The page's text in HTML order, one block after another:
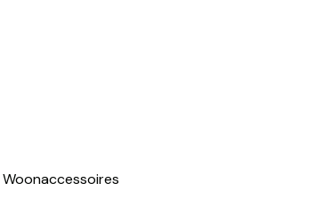
Woonaccessoires